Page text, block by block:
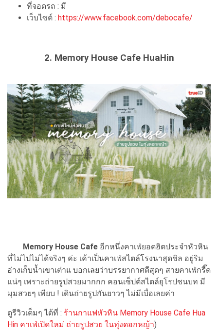
ที่จอดรถ : มี
เว็บไซต์ : https://www.facebook.com/debocafe/
2. Memory House Cafe HuaHin
Memory House Cafe อีกหนึ่งคาเฟ่ยอดฮิตประจำหัวหิน
ที่ไม่ไปไม่ได้จริงๆ ค่ะ เค้าเป็นคาเฟ่สไตล์โรงนาสุดชิล อยู่ริม
อ่างเก็บน้ำเขาเต่าแ บอกเลยว่าบรรยากาศดีสุดๆ สายคาเฟ่กรี๊ด
แน่ๆ เพราะถ่ายรูปสวยมากกก คอนเซ็ปต์สไตล์ยุโรปชนบท มี
มุมสวยๆ เพียบ ! เดินถ่ายรูปกันยาวๆ ไม่มีเบื่อเลยค่า
ดูรีวิวเต็มๆ ได้ที่ : ร้านกาแฟหัวหิน Memory House Cafe Hua
Hin คาเฟ่เปิดใหม่ ถ่ายรูปสวย ในทุ่งดอกหญ้า)